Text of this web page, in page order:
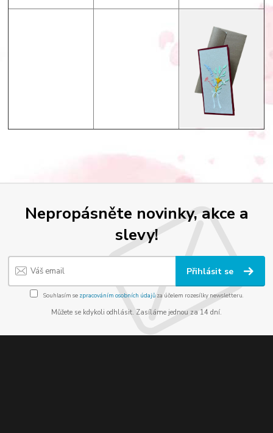
Nepropásněte novinky, akce a
slevy!
Přihlásit se
Souhlasím se zpracováním osobních údajůza účelem rozesílky newsletteru.
Můžete se kdykoli odhlásit. Zasíláme jednou za 14 dní.